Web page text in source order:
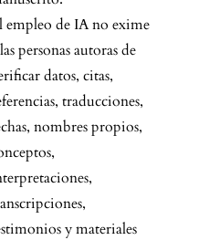
empleo de IA no exime
personas autoras de
datos, citas,
traducciones,
nombres propios,
y materiales